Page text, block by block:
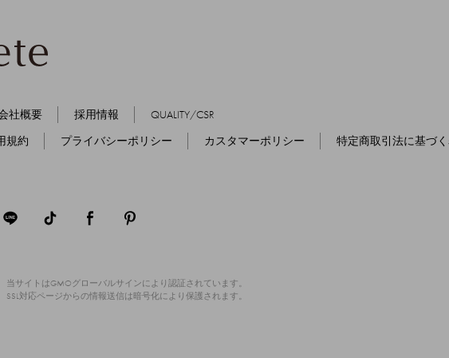
社概要 採用情報
QUALITY/CSR
規約 プライバシーポリシー カスタマーポリシー 特定商取引法に基づ
当サイトはGMOグローバルサインにより認証されています。
SSL対応ページからの情報送信は暗号化により保護されます。